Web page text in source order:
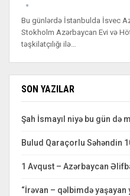
Bu günlərdə İstanbulda İsvec
Stokholm Azərbaycan Evi və
təşkilatçılığı ilə…
SON YAZILAR
Şah İsmayıl niyə bu gün də
Bulud Qaraçorlu Səhəndin
1 Avqust – Azərbaycan
“İrəvan – qəlbimdə yaşayan